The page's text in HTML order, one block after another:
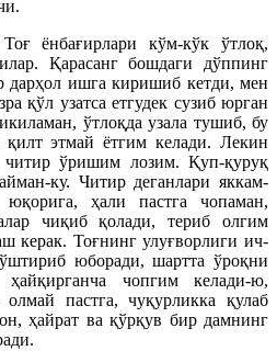
ёнбағирлари кўм-кўк ўтлоқ,
Қарасанг бошдаги дўппинг
дарҳол ишга киришиб кетди, мен
қўл узатса етгудек сузиб юрган
ўтлоқда узала тушиб, бу
қилт этмай ётгим келади. Лекин
читир ўришим лозим. Қуп-қуруқ
ку. Читир деганлари яккам-
ҳали пастга чопаман,
чиқиб қолади, териб олгим
керак. Тоғнинг улуғворлиги ич-
юборади, шартта ўроқни
чопгим келади-ю,
пастга, чуқурликка қулаб
ҳайрат ва қўрқув бир дамнинг